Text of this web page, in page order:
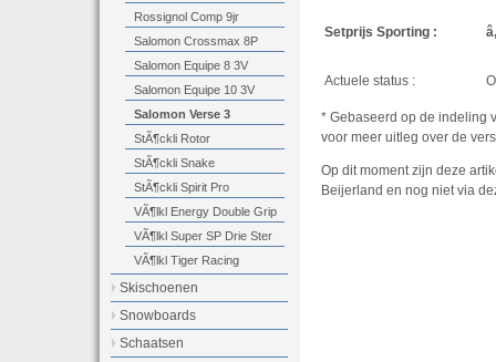
Setprijs Sporting :
Actuele status :
* Gebaseerd op de indeling
voor meer uitleg over de
Op dit moment zijn deze
Beijerland en nog niet via
Rossignol Comp 9jr
Salomon Crossmax 8P
Salomon Equipe 8 3V
Salomon Equipe 10 3V
Salomon Verse 3
StÃ¶ckli Rotor
StÃ¶ckli Snake
StÃ¶ckli Spirit Pro
VÃ¶lkl Energy Double Grip
VÃ¶lkl Super SP Drie Ster
VÃ¶lkl Tiger Racing
Skischoenen
Snowboards
Schaatsen